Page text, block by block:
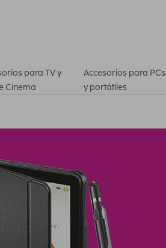
para TV y
Cinema
Accesorios para PCs
y portátiles